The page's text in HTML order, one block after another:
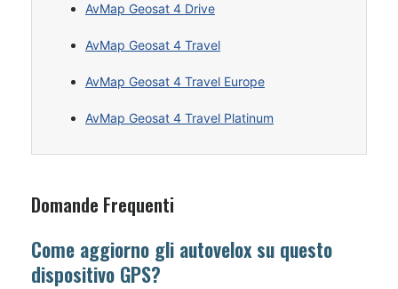
AvMap Geosat 4 Drive
AvMap Geosat 4 Travel
AvMap Geosat 4 Travel Europe
AvMap Geosat 4 Travel Platinum
Domande Frequenti
Come aggiorno gli autovelox su questo
dispositivo GPS?